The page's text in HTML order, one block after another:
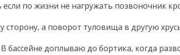
по жизни не нагружать позвоночник
а поворот туловища в другую
доплываю до бортика, когда